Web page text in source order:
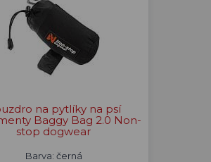
na pytlíky na psí
Baggy Bag 2.0 Non-
stop dogwear
Barva: černá